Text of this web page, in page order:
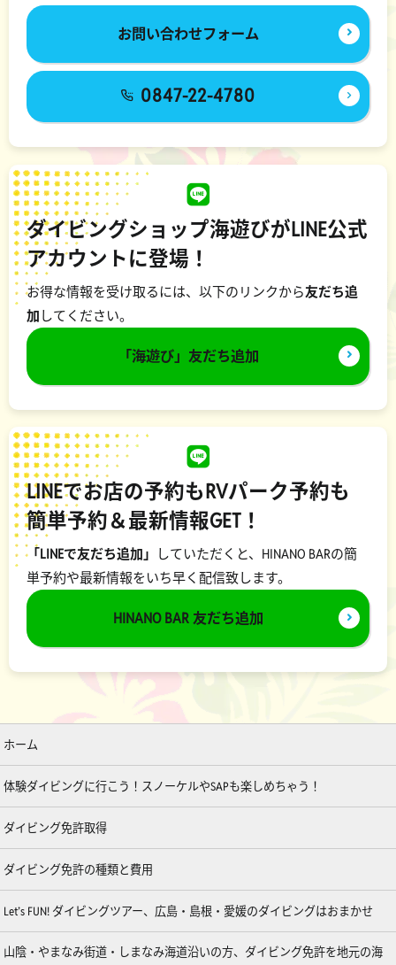
お問い合わせフォーム
0847-22-4780
ダイビングショップ海遊びがLINE公式
アカウントに登場！
お得な情報を受け取るには、以下のリンクから友だち追
加 してください。
「海遊び」友だち追加
LINEでお店の予約もRVパーク予約も
簡単予約＆最新情報GET！
「LINEで友だち追加」
していただくと、HINANO BARの簡
単予約や最新情報をいち早く配信致します。
HINANO BAR 友だち追加
ホーム
体験ダイビングに行こう！スノーケルやSAPも楽しめちゃう！
ダイビング免許取得
ダイビング免許の種類と費用
Let’s FUN! ダイビングツアー、広島・島根・愛媛のダイビングはおまかせ
山陰・やまなみ街道・しまなみ海道沿いの方、ダイビング免許を地元の海